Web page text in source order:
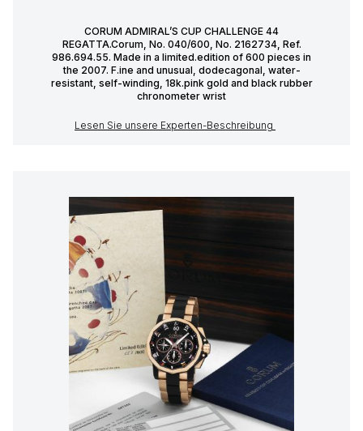
CORUM ADMIRAL’S CUP CHALLENGE 44
REGATTA.Corum, No. 040/600, No. 2162734, Ref.
986.694.55. Made in a limited.edition of 600 pieces in
the 2007. F.ine and unusual, dodecagonal, water-
resistant, self-winding, 18k.pink gold and black rubber
chronometer wrist
Lesen Sie unsere Experten-Beschreibung